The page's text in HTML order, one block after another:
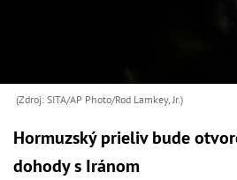
(Zdroj: SITA/AP Photo/Rod Lamkey, Jr.)
Hormuzský prieliv bude
dohody s Iránom